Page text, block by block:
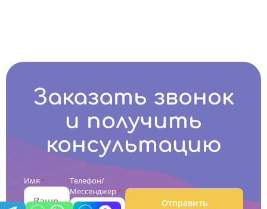
Заказать звонок
и получить
консультацию
Имя *
Телефон/
Мессенджер *
Отправить